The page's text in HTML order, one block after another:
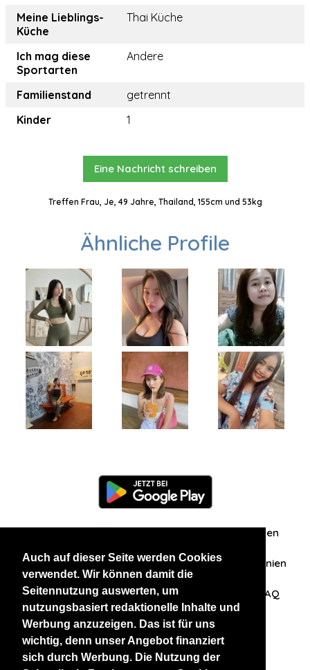
Auch auf dieser Seite werden Cookies
verwendet. Wir können damit die
Seitennutzung auswerten, um
nutzungsbasiert redaktionelle Inhalte und
Werbung anzuzeigen. Das ist für uns
wichtig, denn unser Angebot finanziert
sich durch Werbung. Die Nutzung der
Meine Lieblings-
Küche
Thai Küche
Ich mag diese
Sportarten
Andere
Familienstand
getrennt
Kinder
1
Eine Nachricht schreiben
Treffen Frau, Je, 49 Jahre, Thailand, 155cm und 53kg
Ähnliche Profile
Zuschriften/Erfahrungen
Datenschutzerklärung AGB Datenschutzrichtlinien
Nehmen Sie Kontakt mit uns auf FAQ
Unsere anderen Websites